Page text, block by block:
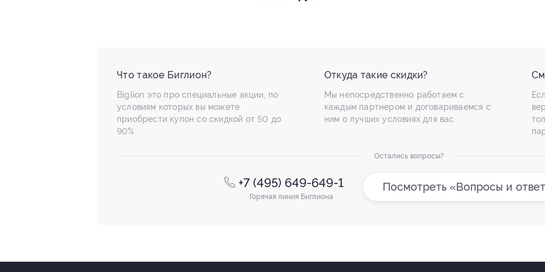
Что такое Биглион?
Biglion это про специальные акции, по
условиям которых вы можете
приобрести купон со скидкой от 50 до
90%
Откуда такие скидки?
Мы непосредственно работаем с
каждым партнером и договариваемся с
ним о лучших условиях для вас
Остались вопросы?
+7 (495) 649-649-1
Горячая линия Биглиона
Посмотреть «Вопросы и